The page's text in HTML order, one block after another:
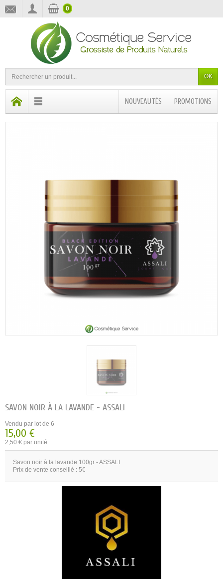
OK
0
PROMOTIONS
NOUVEAUTÉS
SAVON NOIR À LA LAVANDE - ASSALI
Vendu par lot de 6
15,00 €
2,50 € par unité
Savon noir à la lavande 100gr - ASSALI
Prix de vente conseillé : 5€